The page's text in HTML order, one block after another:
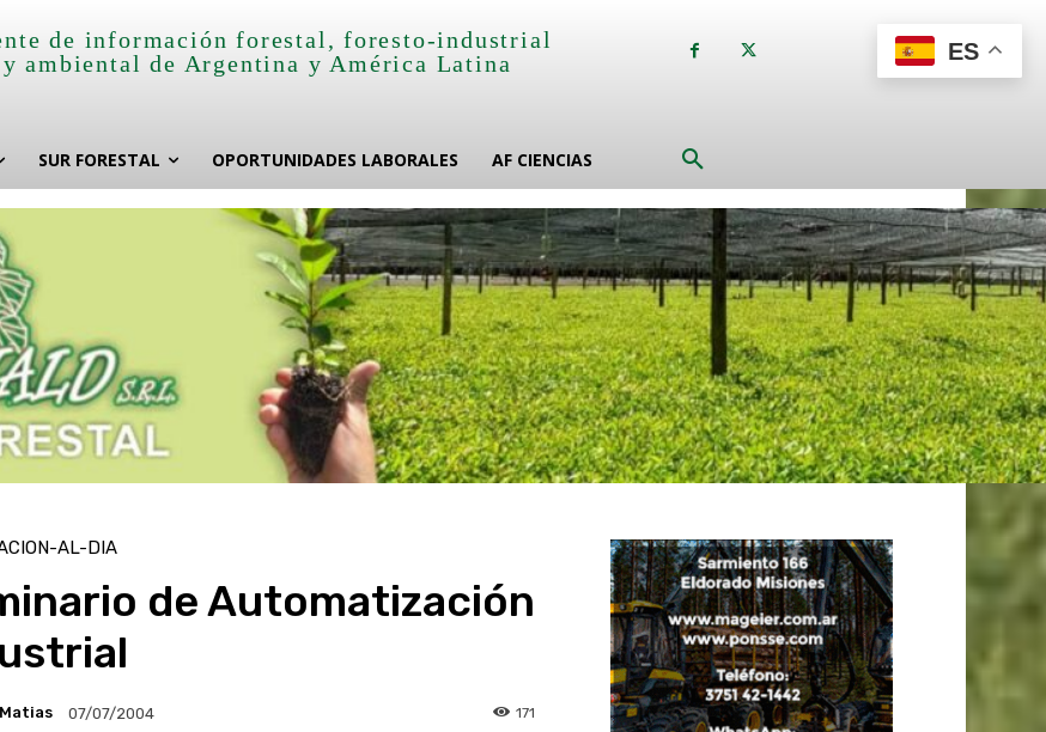
de información forestal, foresto-industrial
y ambiental de Argentina y América Latina
SUR FORESTAL OPORTUNIDADES LABORALES AF CIENCIAS
AL-DIA
de Automatización
Matias 07/07/2004 171
ES